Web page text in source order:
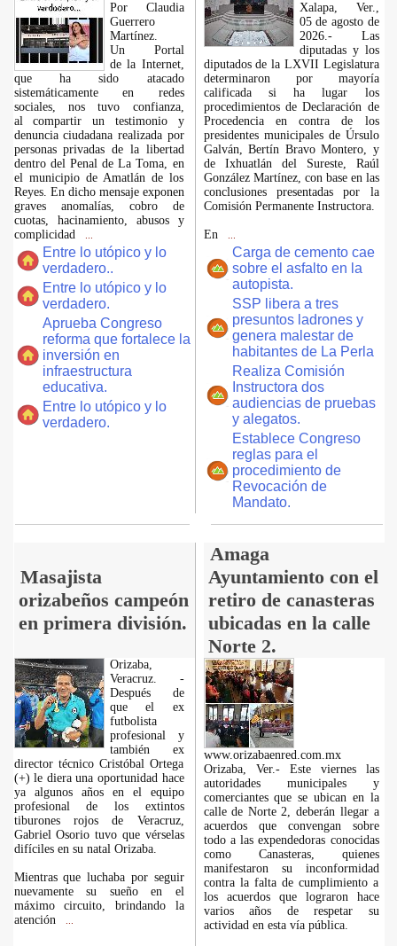
Por Claudia
Guerrero
Martínez.
​Un Portal
de la Internet,
que ha sido atacado
sistemáticamente en redes
sociales, nos tuvo confianza,
al compartir un testimonio y
denuncia ciudadana realizada por
personas privadas de la libertad
dentro del Penal de La Toma, en
el municipio de Amatlán de los
Reyes. En dicho mensaje exponen
graves anomalías, cobro de
cuotas, hacinamiento, abusos y
complicidad
Entre lo utópico y lo
verdadero..
Entre lo utópico y lo
verdadero.
Aprueba Congreso
reforma que fortalece la
inversión en
infraestructura
educativa.
Entre lo utópico y lo
verdadero.
Xalapa, Ver.,
05 de agosto de
2026.- Las
diputadas y los
diputados de la LXVII Legislatura
determinaron por mayoría
calificada si ha lugar los
procedimientos de Declaración de
Procedencia en contra de los
presidentes municipales de Úrsulo
Galván, Bertín Bravo Montero, y
de Ixhuatlán del Sureste, Raúl
González Martínez, con base en las
conclusiones presentadas por la
Comisión Permanente Instructora.
En
Carga de cemento cae
sobre el asfalto en la
autopista.
SSP libera a tres
presuntos ladrones y
genera malestar de
habitantes de La Perla
Realiza Comisión
Instructora dos
audiencias de pruebas
y alegatos.
Establece Congreso
reglas para el
procedimiento de
Revocación de
Mandato.
Masajista
orizabeños campeón
en primera división.
Amaga
Ayuntamiento con el
retiro de canasteras
ubicadas en la calle
Norte 2.
Orizaba,
Veracruz. -
Después de
que el ex
futbolista
profesional y
también ex
director técnico Cristóbal Ortega
(+) le diera una oportunidad hace
ya algunos años en el equipo
profesional de los extintos
tiburones rojos de Veracruz,
Gabriel Osorio tuvo que vérselas
difíciles en su natal Orizaba.
Mientras que luchaba por seguir
nuevamente su sueño en el
máximo circuito, brindando la
atención
www.orizabaenred.com.mx
Orizaba, Ver.- Este viernes las
autoridades municipales y
comerciantes que se ubican en la
calle de Norte 2, deberán llegar a
acuerdos que convengan sobre
todo a las expendedoras conocidas
como Canasteras, quienes
manifestaron su inconformidad
contra la falta de cumplimiento a
los acuerdos que lograron hace
varios años de respetar su
actividad en esta vía pública.